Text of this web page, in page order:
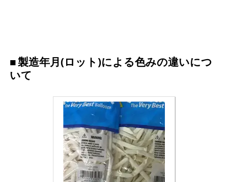
製造年月(ロット)による色みの違いにつ
いて